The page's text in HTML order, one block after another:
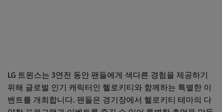
LG 트윈스는 3연전 동안 팬들에게 색다른 경험을 제공하기
위해 글로벌 인기 캐릭터인 헬로키티와 함께하는 특별한 이
벤트를 개최합니다. 팬들은 경기장에서 헬로키티 테마의 다